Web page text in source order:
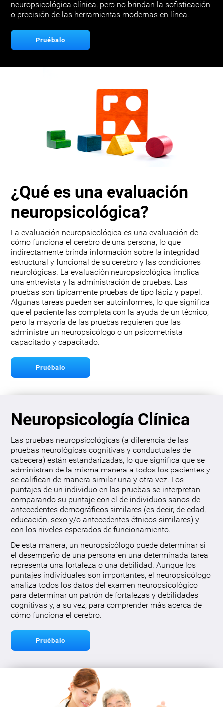
neuropsicológica clínica, pero no brindan la sofisticación
o precisión de las herramientas modernas en línea.
Pruébalo
¿Qué es una evaluación
neuropsicológica?
La evaluación neuropsicológica es una evaluación de
cómo funciona el cerebro de una persona, lo que
indirectamente brinda información sobre la integridad
estructural y funcional de su cerebro y las condiciones
neurológicas. La evaluación neuropsicológica implica
una entrevista y la administración de pruebas. Las
pruebas son típicamente pruebas de tipo lápiz y papel.
Algunas tareas pueden ser autoinformes, lo que significa
que el paciente las completa con la ayuda de un técnico,
pero la mayoría de las pruebas requieren que las
administre un neuropsicólogo o un psicometrista
capacitado y capacitado.
Pruébalo
Neuropsicología Clínica
Las pruebas neuropsicológicas (a diferencia de las
pruebas neurológicas cognitivas y conductuales de
cabecera) están estandarizadas, lo que significa que se
administran de la misma manera a todos los pacientes y
se califican de manera similar una y otra vez. Los
puntajes de un individuo en las pruebas se interpretan
comparando su puntaje con el de individuos sanos de
antecedentes demográficos similares (es decir, de edad,
educación, sexo y/o antecedentes étnicos similares) y
con los niveles esperados de funcionamiento.
De esta manera, un neuropsicólogo puede determinar si
el desempeño de una persona en una determinada tarea
representa una fortaleza o una debilidad. Aunque los
puntajes individuales son importantes, el neuropsicólogo
analiza todos los datos del examen neuropsicológico
para determinar un patrón de fortalezas y debilidades
cognitivas y, a su vez, para comprender más acerca de
cómo funciona el cerebro.
Pruébalo